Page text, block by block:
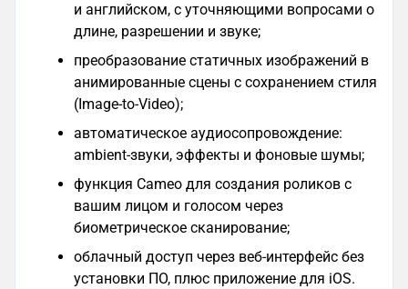
и английском, с уточняющими вопросами о
длине, разрешении и звуке;
преобразование статичных изображений в
анимированные сцены с сохранением стиля
(Image-to-Video);
автоматическое аудиосопровождение:
ambient-звуки, эффекты и фоновые шумы;
функция Cameo для создания роликов с
вашим лицом и голосом через
биометрическое сканирование;
облачный доступ через веб-интерфейс без
установки ПО, плюс приложение для iOS.